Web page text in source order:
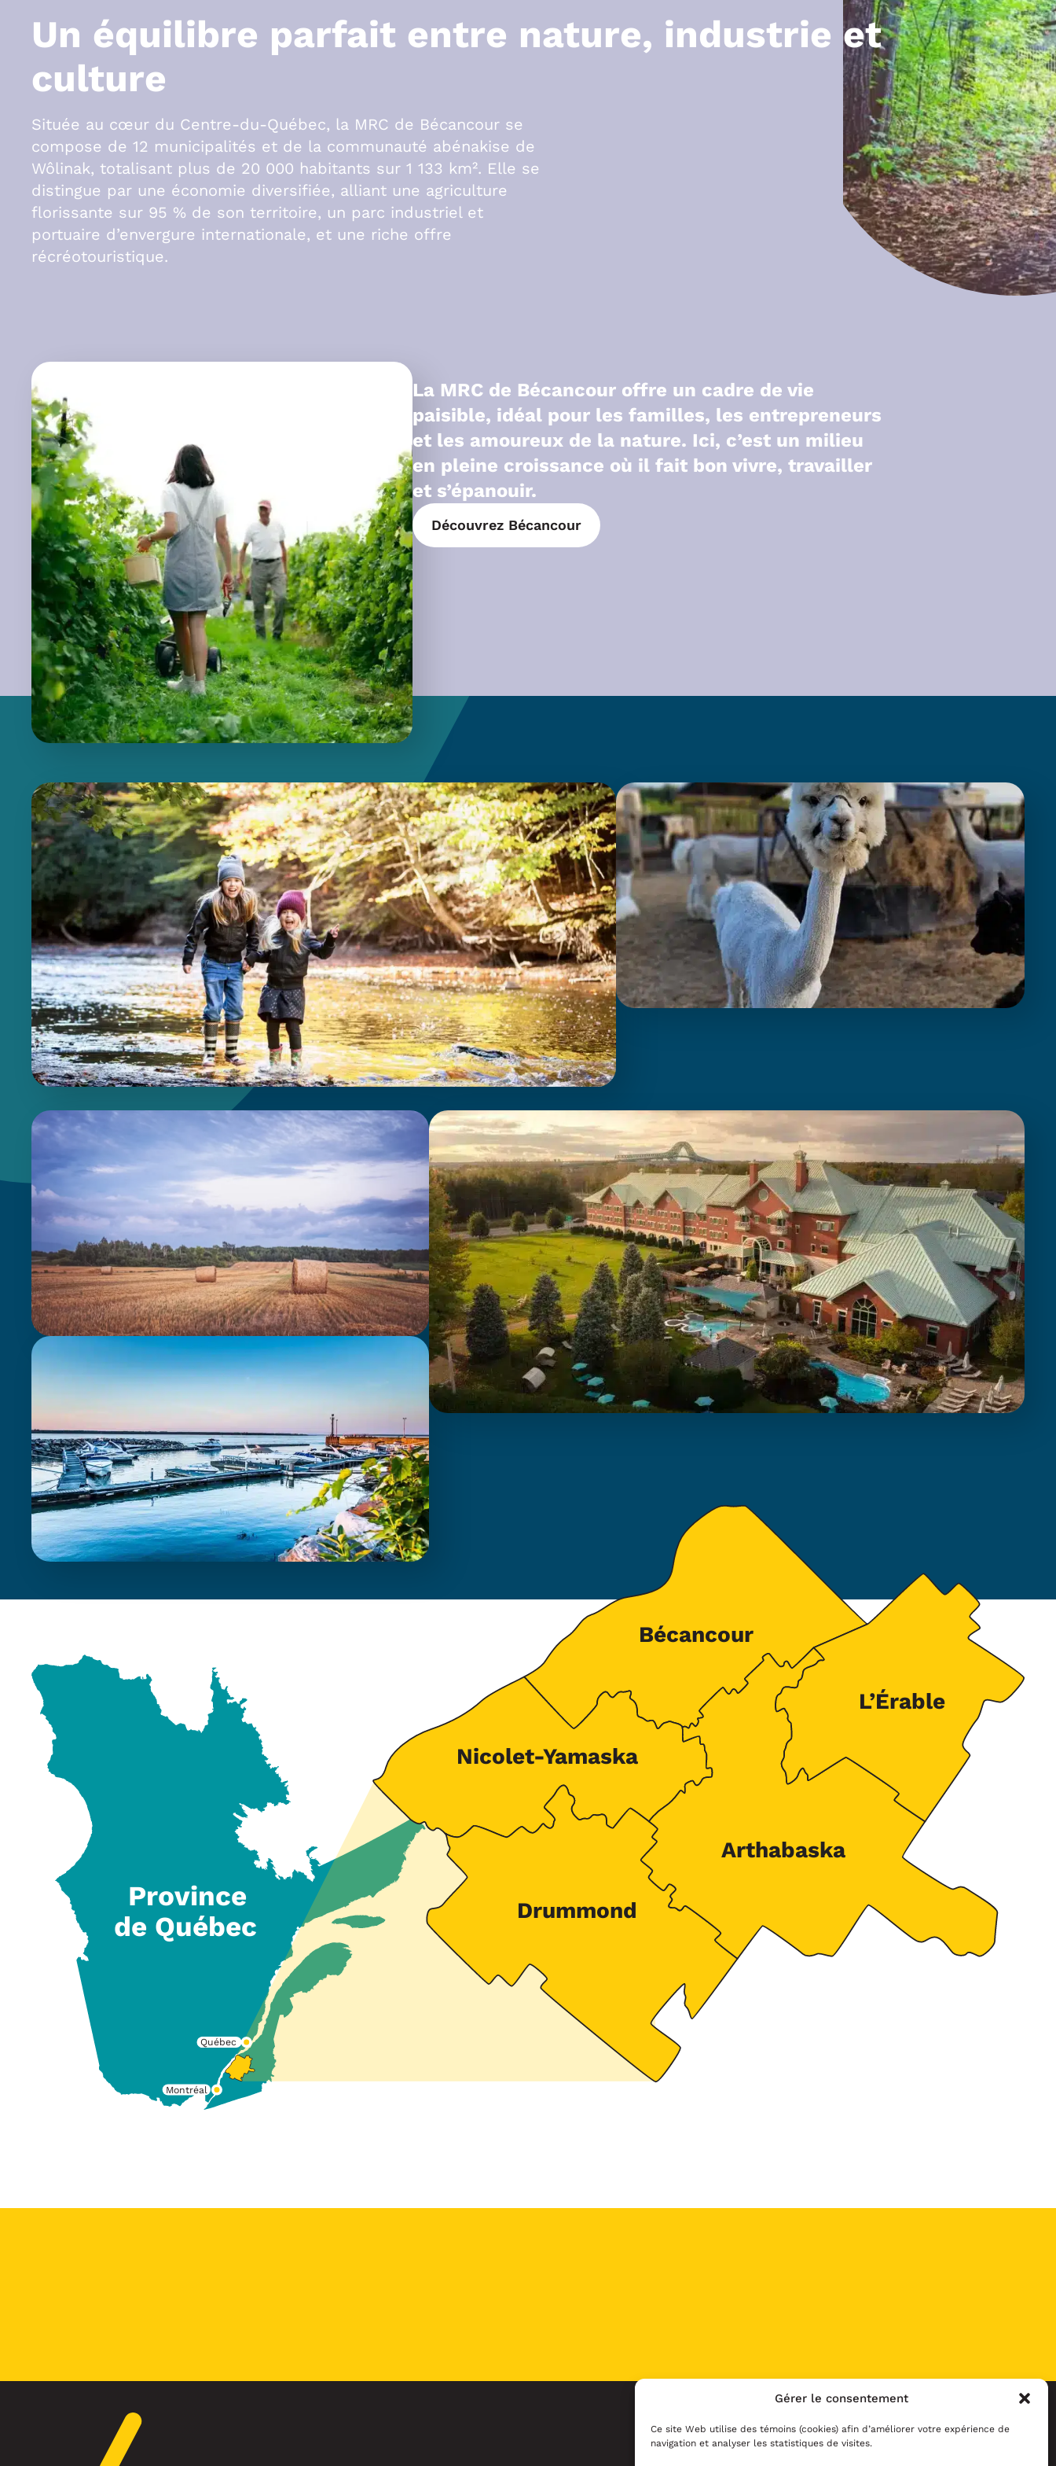
Gérer le consentement
Ce site Web utilise des témoins (cookies) afin d’améliorer votre expérience de
navigation et analyser les statistiques de visites.
Un équilibre parfait entre nature, industrie et
culture
Située au cœur du Centre-du-Québec, la MRC de Bécancour se
compose de 12 municipalités et de la communauté abénakise de
Wôlinak, totalisant plus de 20 000 habitants sur 1 133 km². Elle se
distingue par une économie diversifiée, alliant une agriculture
florissante sur 95 % de son territoire, un parc industriel et
portuaire d’envergure internationale, et une riche offre
récréotouristique.
La MRC de Bécancour offre un cadre de vie
paisible, idéal pour les familles, les entrepreneurs
et les amoureux de la nature. Ici, c’est un milieu
en pleine croissance où il fait bon vivre, travailler
et s’épanouir.
Découvrez Bécancour
Province
de Québec
Québec
Montréal
Bécancour
Nicolet-Yamaska
Drummond
Arthabaska
L’Érable